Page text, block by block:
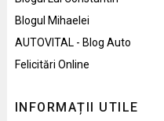
Blogul Mihaelei
AUTOVITAL - Blog Auto
Felicitări Online
INFORMAȚII UTILE